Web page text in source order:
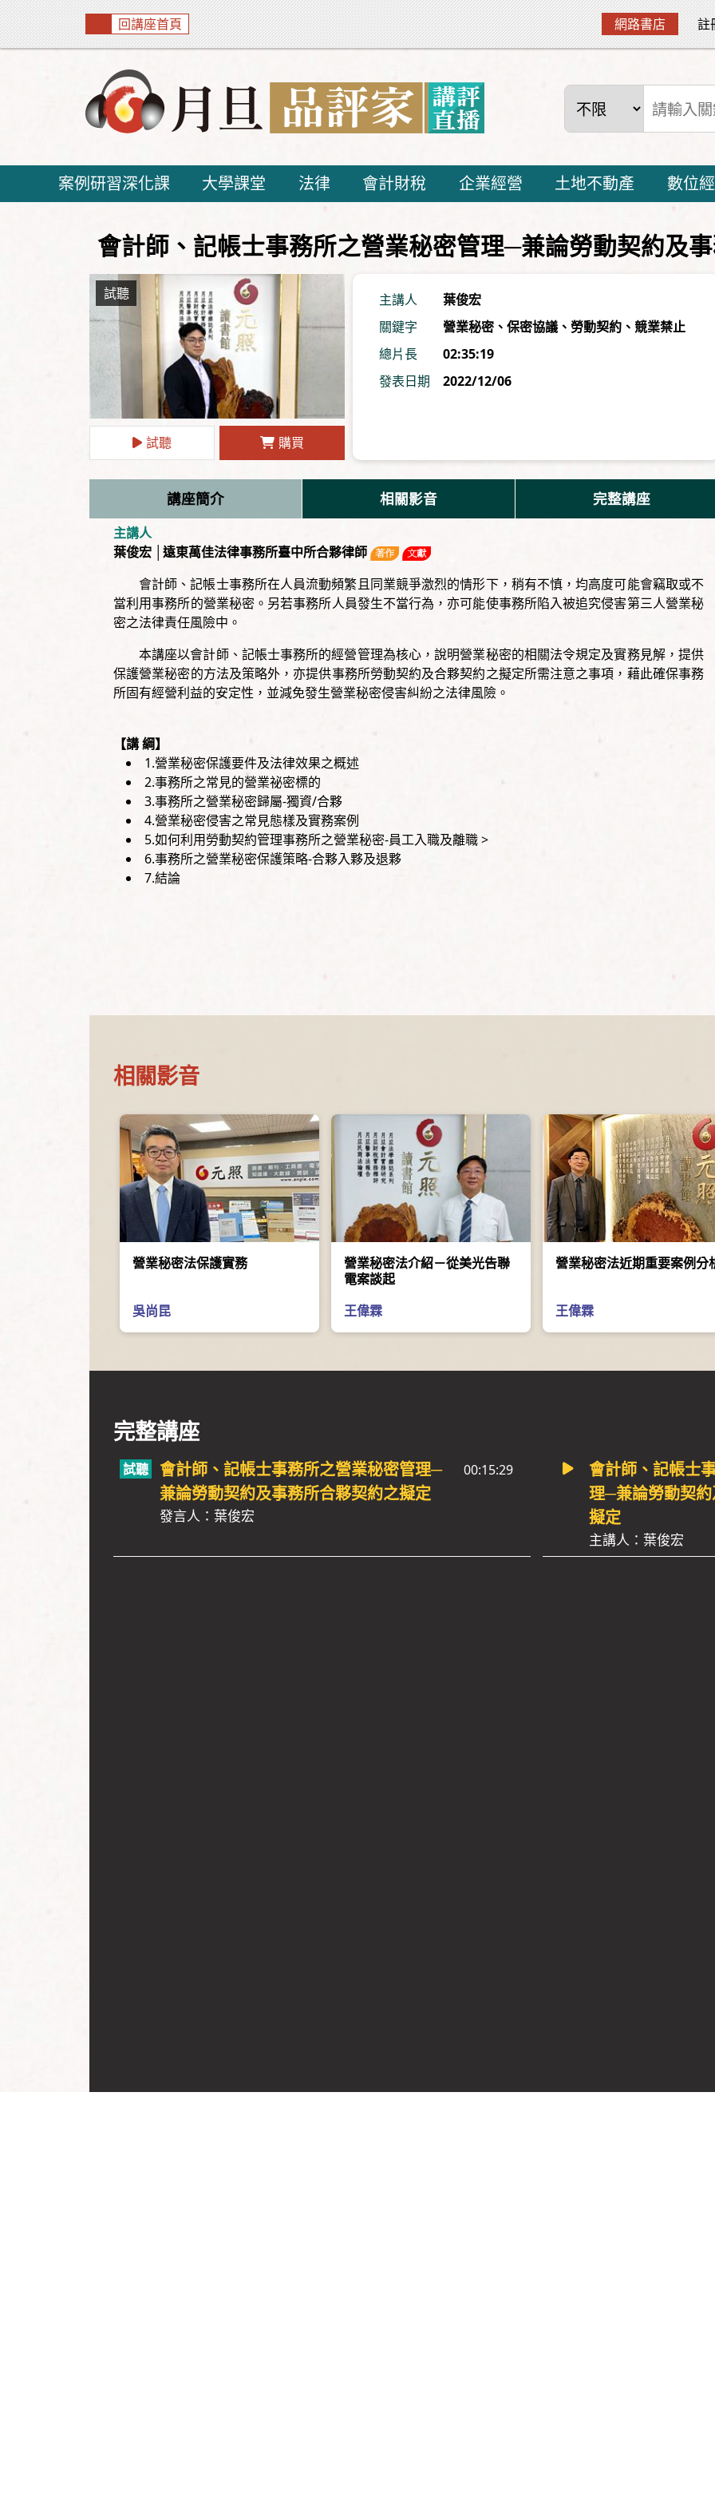
回講座首頁 網路書店 註
案例研習深化課 大學課堂 法律 會計財稅 企業經營 土地不動產 數位
會計師、記帳士事務所之營業秘密管理─兼論勞動契約及
試聽 購買
主講人
葉俊宏
關鍵字
營業秘密 、 保密協議 、 勞動契約 、 競業禁止
總片長
02:35:19
發表日期
2022/12/06
講座簡介 相關影音 完整講座
主講人
葉俊宏 │遠東萬佳法律事務所臺中所合夥律師
會計師、記帳士事務所在人員流動頻繁且同業競爭激烈的情形下，稍有不慎，均高度可能會竊取或不
當利用事務所的營業秘密。另若事務所人員發生不當行為，亦可能使事務所陷入被追究侵害第三人營業秘
密之法律責任風險中。
本講座以會計師、記帳士事務所的經營管理為核心，說明營業秘密的相關法令規定及實務見解，提供
保護營業秘密的方法及策略外，亦提供事務所勞動契約及合夥契約之擬定所需注意之事項，藉此確保事務
所固有經營利益的安定性，並減免發生營業秘密侵害糾紛之法律風險。
【講 綱】
1.營業秘密保護要件及法律效果之概述
2.事務所之常見的營業祕密標的
3.事務所之營業秘密歸屬-獨資/合夥
4.營業秘密侵害之常見態樣及實務案例
5.如何利用勞動契約管理事務所之營業秘密-員工入職及離職 >
6.事務所之營業秘密保護策略-合夥入夥及退夥
7.結論
相關影音
營業秘密法保護實務
吳尚昆
營業秘密法介紹－從美光告聯
電案談起
王偉霖
營業秘密法近期重要案例分
王偉霖
完整講座
會計師、記帳士事務所之營業秘密管理─
兼論勞動契約及事務所合夥契約之擬定
發言人：葉俊宏
00:15:29
會計師、記帳士
理─兼論勞動契
擬定
主講人：葉俊宏